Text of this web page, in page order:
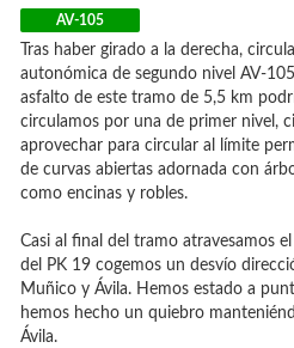
AV-105
Tras haber girado a la derecha,
autonómica de segundo nivel AV-
asfalto de este tramo de 5,5 km
circulamos por una de primer nivel,
aprovechar para circular al límite
de curvas abiertas adornada con
como encinas y robles.
Casi al final del tramo atravesamos
del PK 19 cogemos un desvío
Muñico y Ávila. Hemos estado a
hemos hecho un quiebro
Ávila.